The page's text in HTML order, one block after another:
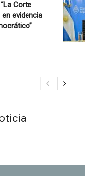
Corte
evidencia